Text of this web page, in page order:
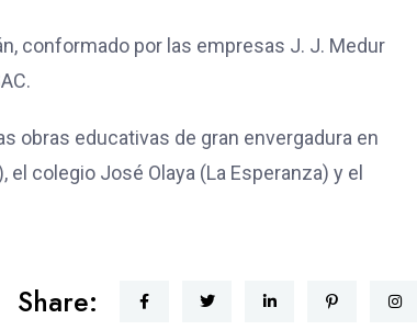
conformado por las empresas J. J. Medur
obras educativas de gran envergadura en
colegio José Olaya (La Esperanza) y el
Share: